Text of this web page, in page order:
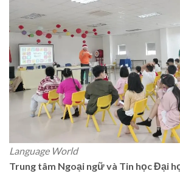
Language World
Trung tâm Ngoại ngữ và Tin học Đại